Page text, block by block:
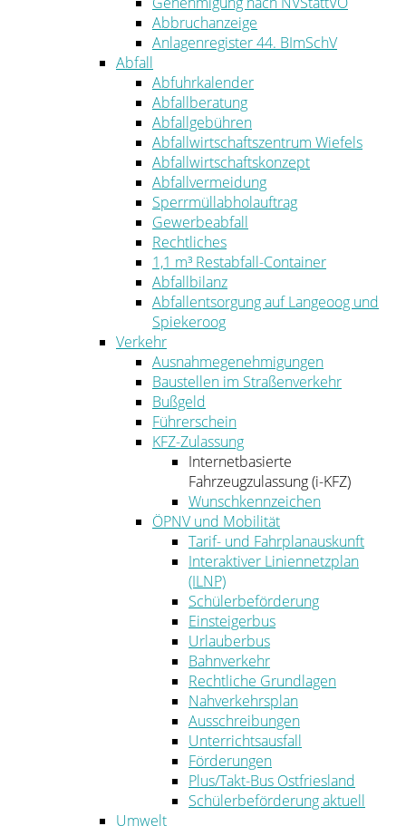
Abbruchanzeige
Anlagenregister 44. BImSchV
Abfall
Abfuhrkalender
Abfallberatung
Abfallgebühren
Abfallwirtschaftszentrum Wiefels
Abfallwirtschaftskonzept
Abfallvermeidung
Sperrmüllabholauftrag
Gewerbeabfall
Rechtliches
1,1 m³ Restabfall-Container
Abfallbilanz
Abfallentsorgung auf Langeoog und
Spiekeroog
Verkehr
Ausnahmegenehmigungen
Baustellen im Straßenverkehr
Bußgeld
Führerschein
KFZ-Zulassung
Internetbasierte
Fahrzeugzulassung (i-KFZ)
Wunschkennzeichen
ÖPNV und Mobilität
Tarif- und Fahrplanauskunft
Interaktiver Liniennetzplan
(ILNP)
Schülerbeförderung
Einsteigerbus
Urlauberbus
Bahnverkehr
Rechtliche Grundlagen
Nahverkehrsplan
Ausschreibungen
Unterrichtsausfall
Förderungen
Plus/Takt-Bus Ostfriesland
Schülerbeförderung aktuell
Umwelt